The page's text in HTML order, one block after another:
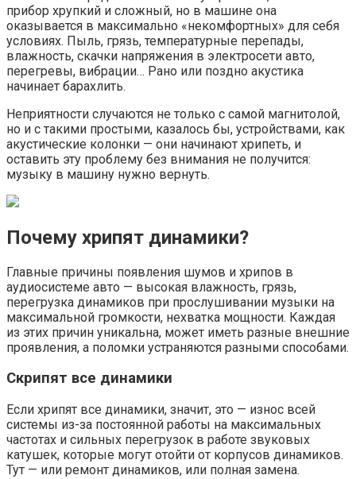
прибор хрупкий и сложный, но в машине она
оказывается в максимально «некомфортных» для себя
условиях. Пыль, грязь, температурные перепады,
влажность, скачки напряжения в электросети авто,
перегревы, вибрации… Рано или поздно акустика
начинает барахлить.
Неприятности случаются не только с самой магнитолой,
но и с такими простыми, казалось бы, устройствами, как
акустические колонки — они начинают хрипеть, и
оставить эту проблему без внимания не получится:
музыку в машину нужно вернуть.
Почему хрипят динамики?
Главные причины появления шумов и хрипов в
аудиосистеме авто — высокая влажность, грязь,
перегрузка динамиков при прослушивании музыки на
максимальной громкости, нехватка мощности. Каждая
из этих причин уникальна, может иметь разные внешние
проявления, а поломки устраняются разными способами.
Скрипят все динамики
Если хрипят все динамики, значит, это — износ всей
системы из-за постоянной работы на максимальных
частотах и сильных перегрузок в работе звуковых
катушек, которые могут отойти от корпусов динамиков.
Тут — или ремонт динамиков, или полная замена.